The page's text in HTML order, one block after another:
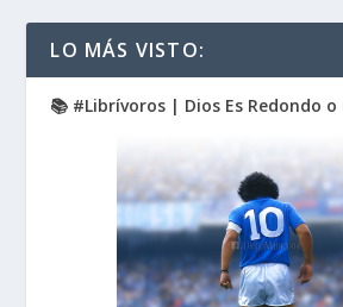
LO MÁS VISTO:
📚 #Librívoros | Dios Es Redondo o